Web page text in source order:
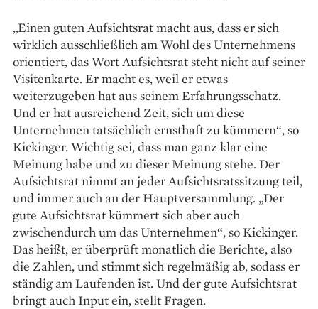
„Einen guten Aufsichtsrat macht aus, dass er sich
wirklich ausschließlich am Wohl des Un­ternehmens
orientiert, das Wort Aufsichtsrat steht nicht auf seiner
Visitenkarte. Er macht es, weil er etwas
weiterzugeben hat aus seinem Erfahrungsschatz.
Und er hat ausreichend Zeit, sich um diese
Unternehmen tatsächlich ernsthaft zu kümmern“, so
Kickinger. Wichtig sei, dass man ganz klar eine
Meinung habe und zu dieser Meinung stehe. Der
Aufsichtsrat nimmt an jeder Aufsichtsratssitzung teil,
und immer auch an der Hauptversammlung. „Der
gute Aufsichtsrat kümmert sich aber auch
zwischendurch um das Unternehmen“, so Kickinger.
Das heißt, er überprüft monatlich die Berichte, also
die Zahlen, und stimmt sich regelmäßig ab, sodass er
ständig am Laufenden ist. Und der gute Aufsichtsrat
bringt auch Input ein, stellt Fragen.